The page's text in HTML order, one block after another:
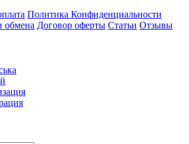
Политика Конфиденциальности
обмена Договор оферты Статьи Отзывы